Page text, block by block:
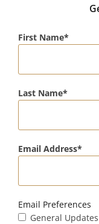
First Name
Last Name
Email Address
Email Preferences
General Updates